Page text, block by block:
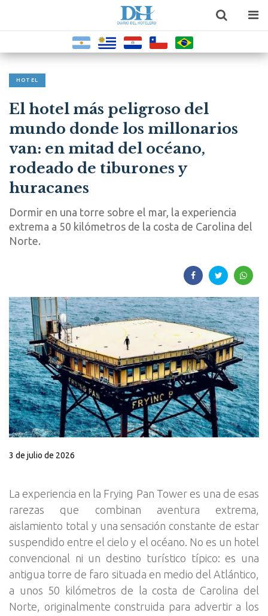
HOTEL
El hotel más peligroso del
mundo donde los millonarios
van: en mitad del océano,
rodeado de tiburones y
huracanes
Dormir en una torre sobre el mar, la experiencia
extrema a 50 kilómetros de la costa de Carolina del
Norte.
3 de julio de 2026
La experiencia en la Frying Pan Tower es una de esas
rarezas que combinan aventura extrema,
aislamiento total y una sensación constante de estar
suspendido entre el cielo y el océano. No es un hotel
convencional ni un destino turístico típico: es una
antigua torre de faro situada en medio del Atlántico,
a unos 50 kilómetros de la costa de Carolina del
Norte, originalmente construida para advertir a los